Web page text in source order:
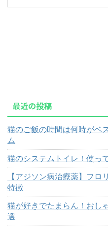
最近の投稿
猫のご飯の時間は何時がベ
ム
猫のシステムトイレ！使っ
【アジソン病治療薬】フロ
特徴
猫が好きでたまらん！おし
選